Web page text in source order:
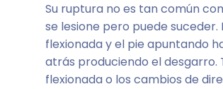
Su ruptura no es tan común
se lesione pero puede
flexionada y el pie apuntando
atrás produciendo el desgarro.
flexionada o los cambios de